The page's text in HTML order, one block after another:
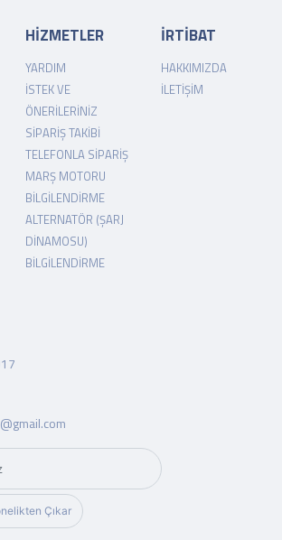
HİZMETLER
YARDIM
İSTEK VE
ÖNERILERINIZ
SIPARIŞ TAKIBI
TELEFONLA SIPARIŞ
MARŞ MOTORU
BILGILENDIRME
ALTERNATÖR (ŞARJ
DINAMOSU)
BILGILENDIRME
İRTİBAT
HAKKIMIZDA
İLETIŞIM
Çıkar